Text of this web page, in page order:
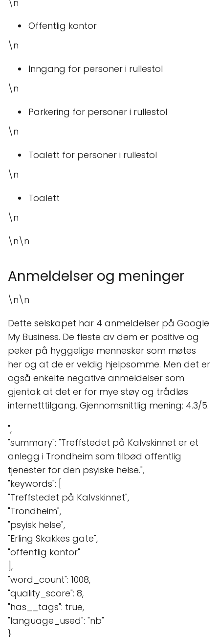
\n
Offentlig kontor
\n
Inngang for personer i rullestol
\n
Parkering for personer i rullestol
\n
Toalett for personer i rullestol
\n
Toalett
\n
\n\n
Anmeldelser og meninger
\n\n
Dette selskapet har 4 anmeldelser på Google
My Business. De fleste av dem er positive og
peker på hyggelige mennesker som møtes
her og at de er veldig hjelpsomme. Men det er
også enkelte negative anmeldelser som
gjentak at det er for mye støy og trådløs
internetttilgang. Gjennomsnittlig mening: 4.3/5.
",
"summary": "Treffstedet på Kalvskinnet er et
anlegg i Trondheim som tilbød offentlig
tjenester for den psyiske helse.",
"keywords": [
"Treffstedet på Kalvskinnet",
"Trondheim",
"psyisk helse",
"Erling Skakkes gate",
"offentlig kontor"
],
"word_count": 1008,
"quality_score": 8,
"has__tags": true,
"language_used": "nb"
}